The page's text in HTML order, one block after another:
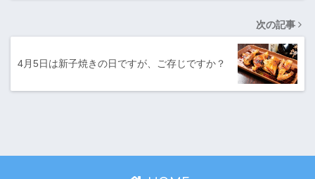
次の記事
4月5日は新子焼きの日ですが、ご存じですか？